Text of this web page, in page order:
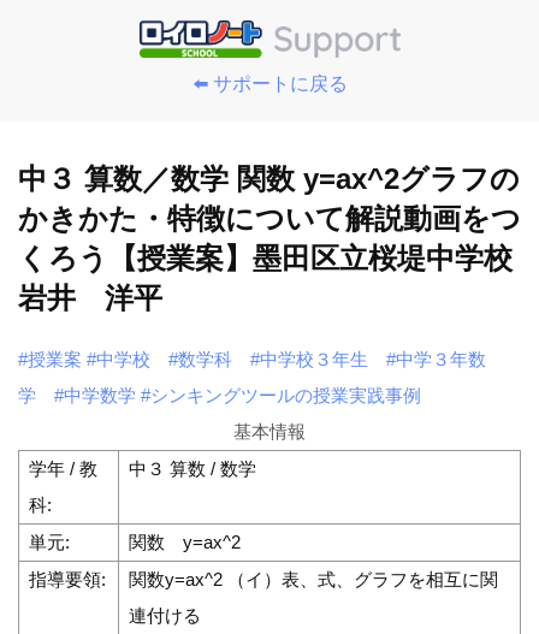
⬅️ サポートに戻る
中３ 算数／数学 関数 y=ax^2グラフの
かきかた・特徴について解説動画をつ
くろう【授業案】墨田区立桜堤中学校
岩井 洋平
#授業案 #中学校 #数学科 #中学校３年生
#中学３年数
学
#中学数学 #シンキングツールの授業実践事例
基本情報
学年 / 教
科:
中３ 算数 / 数学
単元:
関数 y=ax^2
指導要領:
関数y=ax^2 （イ）表、式、グラフを相互に関
連付ける